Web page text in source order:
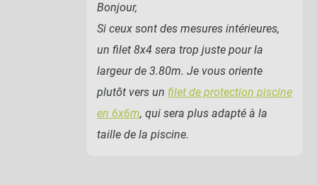
Bonjour,
Si ceux sont des mesures intérieures,
un filet 8x4 sera trop juste pour la
largeur de 3.80m. Je vous oriente
plutôt vers un filet de protection piscine
en 6x6m, qui sera plus adapté à la
taille de la piscine.